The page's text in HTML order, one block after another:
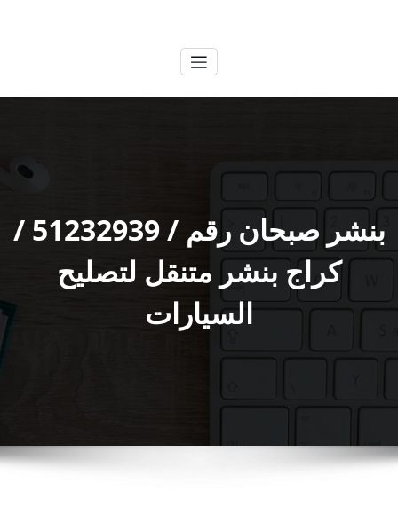
بنشر صبحان رقم / 51232939‬ /
كراج بنشر متنقل لتصليح
السيارات